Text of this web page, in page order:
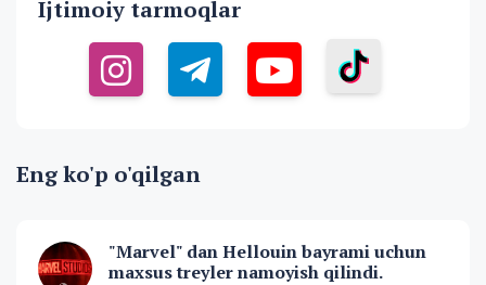
Ijtimoiy tarmoqlar
Eng ko'p o'qilgan
"Marvel" dan Hellouin bayrami uchun
maxsus treyler namoyish qilindi.